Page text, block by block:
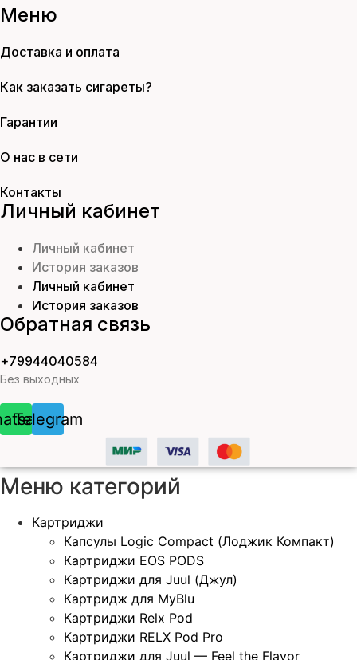
Меню
Доставка и оплата
Как заказать сигареты?
Гарантии
О нас в сети
Контакты
Личный кабинет
Личный кабинет
История заказов
Личный кабинет
История заказов
Обратная связь
+79944040584
Без выходных
Telegram
Меню категорий
Картриджи
Капсулы Logic Compact (Лоджик Компакт)
Картриджи EOS PODS
Картриджи для Juul (Джул)
Картридж для MyBlu
Картриджи Relx Pod
Картриджи RELX Pod Pro
Картриджи для Juul — Feel the Flavor